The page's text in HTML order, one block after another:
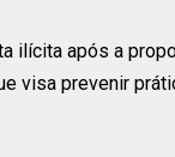
ilícita após a
visa prevenir